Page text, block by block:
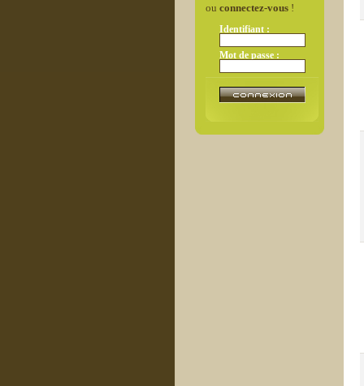
ou connectez-vous!
Identifiant :
Mot de passe :